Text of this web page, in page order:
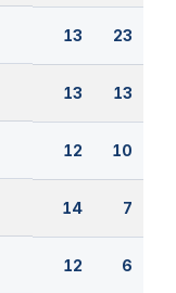
13 23
13 13
12 10
14 7
12 6